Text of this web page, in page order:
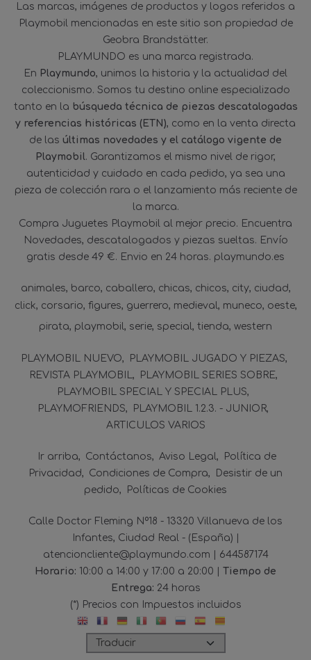
Las marcas, imágenes de productos y logos referidos a
Playmobil mencionadas en este sitio son propiedad de
Geobra Brandstätter.
PLAYMUNDO es una marca registrada.
En Playmundo, unimos la historia y la actualidad del
coleccionismo. Somos tu destino online especializado
tanto en la búsqueda técnica de piezas descatalogadas
y referencias históricas (ETN), como en la venta directa
de las últimas novedades y el catálogo vigente de
Playmobil. Garantizamos el mismo nivel de rigor,
autenticidad y cuidado en cada pedido, ya sea una
pieza de colección rara o el lanzamiento más reciente de
la marca.
Compra Juguetes Playmobil al mejor precio. Encuentra
Novedades, descatalogados y piezas sueltas. Envío
gratis desde 49 €. Envio en 24 horas. playmundo.es
animales barco caballero chicas chicos city ciudad
click corsario figures guerrero medieval muneco oeste
pirata playmobil serie special tienda western
PLAYMOBIL NUEVO
PLAYMOBIL JUGADO Y PIEZAS
REVISTA PLAYMOBIL
PLAYMOBIL SERIES SOBRE
PLAYMOBIL SPECIAL Y SPECIAL PLUS
PLAYMOFRIENDS
PLAYMOBIL 1.2.3. - JUNIOR
ARTICULOS VARIOS
Ir arriba Contáctanos Aviso Legal
Política de
Privacidad
Condiciones de Compra
Desistir de un
pedido
Políticas de Cookies
Calle Doctor Fleming Nº18 - 13320 Villanueva de los
Infantes, Ciudad Real - (España) |
atencioncliente@playmundo.com | 644587174
Horario: 10:00 a 14:00 y 17:00 a 20:00 | Tiempo de
Entrega: 24 horas
(*) Precios con Impuestos incluidos